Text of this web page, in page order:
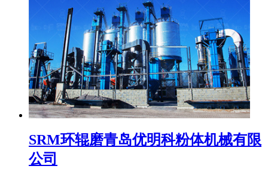
SRM环辊磨青岛优明科粉体机械有限
公司